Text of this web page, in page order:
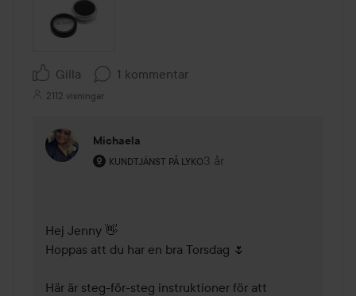
Gilla 1 kommentar
2112 visningar
Michaela
KUNDTJÄNST PÅ LYKO
Användarens roll: Kundtjänst på Lyko.
3 år
Kommentaren lades 3 år
Hej Jenny 👋
Hoppas att du har en bra Torsdag 🌷
Här är steg-för-steg instruktioner för att